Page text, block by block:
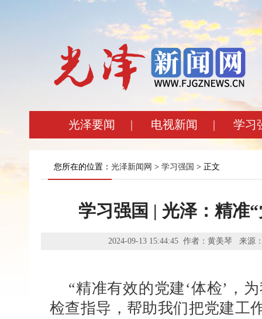
光泽要闻 | 电视新闻 | 学习
您所在的位置： 光泽新闻网 > 学习强国 > 正文
学习强国 | 光泽：精准
2024-09-13 15:44:45 作者：黄美琴 来
“精准有效的党建‘体检’，
检查指导，帮助我们把党建工